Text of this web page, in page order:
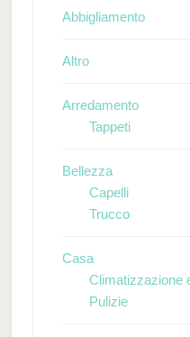
Abbigliamento
Altro
Arredamento
Tappeti
Bellezza
Capelli
Trucco
Casa
Climatizzazione
Pulizie